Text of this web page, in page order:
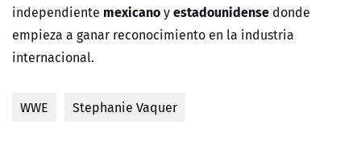
independiente mexicanoyestadounidense donde
empieza a ganar reconocimiento en la industria
internacional.
WWE Stephanie Vaquer